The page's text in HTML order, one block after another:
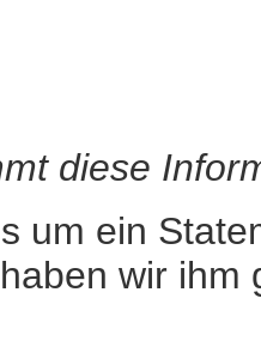
diese
um ein
wir ihm